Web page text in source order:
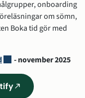
onboarding
om sömn,
Boka tid gör med
Länk till annan
- november 2025